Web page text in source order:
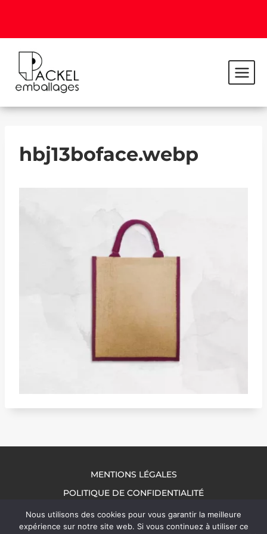
hbj13boface.webp
MENTIONS LÉGALES
POLITIQUE DE CONFIDENTIALITÉ
NOUS CONTACTER
Nous utilisons des cookies pour vous garantir la meilleure
expérience sur notre site web. Si vous continuez à utiliser ce